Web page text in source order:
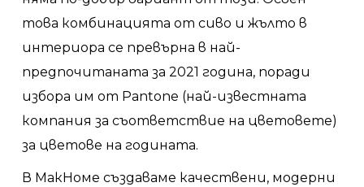
това комбинацията от сиво и жълто в
интериора се превърна в най-
предпочитаната за 2021 година, поради
избора им от Pantone (най-известната
компания за съответствие на цветовете)
за цветове на годината.
В МакHоме създаваме качествени, модерни